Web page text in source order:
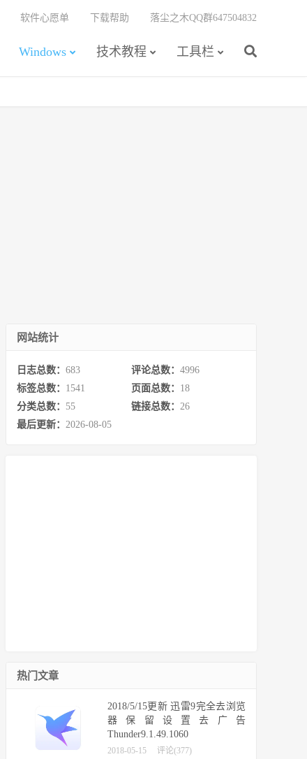
Windows 技术教程 工具栏
软件心愿单 下载帮助 落尘之木QQ群647504832
网站统计
日志总数： 683 评论总数： 4996
标签总数： 1541 页面总数： 18
分类总数： 55 链接总数： 26
最后更新： 2026-08-05
热门文章
2018/5/15更新 迅雷9完全去浏览
器保留设置去广告
Thunder9.1.49.1060
2018-05-15 评论(377)